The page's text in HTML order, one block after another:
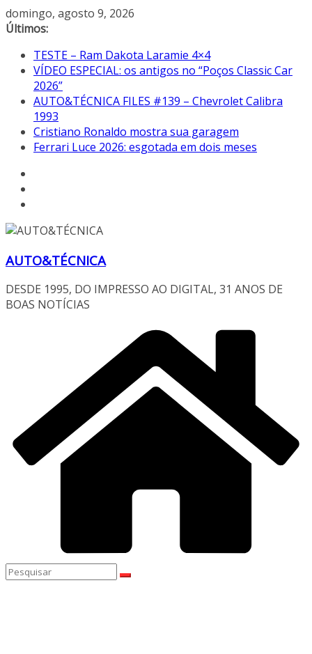
Pular
para
conteúdo
domingo, agosto 9, 2026
Últimos:
TESTE – Ram Dakota Laramie 4×4
VÍDEO ESPECIAL: os antigos no “Poços Classic Car
2026”
AUTO&TÉCNICA FILES #139 – Chevrolet Calibra
1993
Cristiano Ronaldo mostra sua garagem
Ferrari Luce 2026: esgotada em dois meses
AUTO&TÉCNICA
DESDE 1995, DO IMPRESSO AO DIGITAL, 31 ANOS DE
BOAS NOTÍCIAS